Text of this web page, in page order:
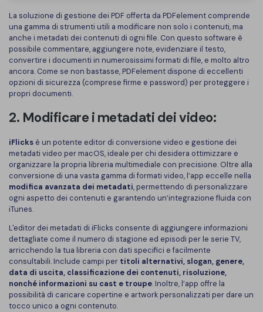
La soluzione di gestione dei PDF offerta da PDFelement comprende
una gamma di strumenti utili a modificare non solo i contenuti, ma
anche i metadati dei contenuti di ogni file. Con questo software è
possibile commentare, aggiungere note, evidenziare il testo,
convertire i documenti in numerosissimi formati di file, e molto altro
ancora. Come se non bastasse, PDFelement dispone di eccellenti
opzioni di sicurezza (comprese firme e password) per proteggere i
propri documenti.
2. Modificare i metadati dei video:
iFlicks è un potente editor di conversione video e gestione dei
metadati video per macOS, ideale per chi desidera ottimizzare e
organizzare la propria libreria multimediale con precisione. Oltre alla
conversione di una vasta gamma di formati video, l’app eccelle nella
modifica avanzata dei metadati, permettendo di personalizzare
ogni aspetto dei contenuti e garantendo un’integrazione fluida con
iTunes.
L'editor dei metadati di iFlicks consente di aggiungere informazioni
dettagliate come il numero di stagione ed episodi per le serie TV,
arricchendo la tua libreria con dati specifici e facilmente
consultabili. Include campi per titoli alternativi, slogan, genere,
data di uscita, classificazione dei contenuti, risoluzione,
nonché informazioni su cast e troupe. Inoltre, l’app offre la
possibilità di caricare copertine e artwork personalizzati per dare un
tocco unico a ogni contenuto.